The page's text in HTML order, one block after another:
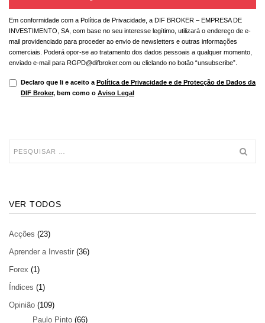
Em conformidade com a Política de Privacidade, a DIF BROKER – EMPRESA DE
INVESTIMENTO, SA, com base no seu interesse legítimo, utilizará o endereço de e-
mail providenciado para proceder ao envio de newsletters e outras informações
comerciais. Poderá opor-se ao tratamento dos dados pessoais a qualquer momento,
enviado e-mail para RGPD@difbroker.com ou cliclando no botão “unsubscribe”.
Declaro que li e aceito a Política de Privacidade e de Protecção de Dados da
DIF Broker, bem como o Aviso Legal
VER TODOS
Acções (23)
Aprender a Investir (36)
Forex (1)
Índices (1)
Opinião (109)
Paulo Pinto (66)